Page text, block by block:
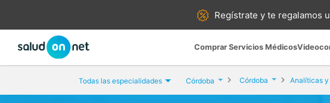
Regístrate yte regalamos
Comprar Servicios Médicos
Todas las especialidades Córdoba Córdoba Analíticas